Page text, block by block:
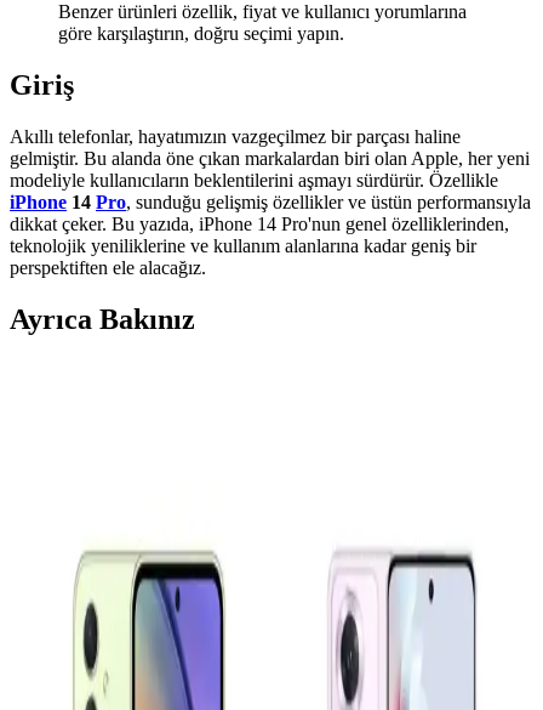
Benzer ürünleri özellik, fiyat ve kullanıcı yorumlarına
göre karşılaştırın, doğru seçimi yapın.
Giriş
Akıllı telefonlar, hayatımızın vazgeçilmez bir parçası haline
gelmiştir. Bu alanda öne çıkan markalardan biri olan Apple, her yeni
modeliyle kullanıcıların beklentilerini aşmayı sürdürür. Özellikle
iPhone 14 Pro, sunduğu gelişmiş özellikler ve üstün performansıyla
dikkat çeker. Bu yazıda, iPhone 14 Pro'nun genel özelliklerinden,
teknolojik yeniliklerine ve kullanım alanlarına kadar geniş bir
perspektiften ele alacağız.
Ayrıca Bakınız
Samsung Galaxy S23 ve Xiaomi 13 Karşılaştırması:
Performans, Tasarım ve Özellikler
Samsung Galaxy S23 ve Xiaomi 13 modellerinin tasarım,
performans, kamera ve batarya özelliklerini detaylı karşılaştırıyoruz.
Hangi telefon sizin ihtiyaçlarınıza uygun?